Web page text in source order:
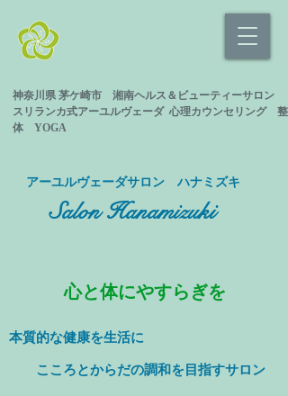
神奈川県 茅ケ崎市 湘南ヘルス＆ビューティーサロン
スリランカ式アーユルヴェーダ 心理カウンセリング 整
体 YOGA
​アーユルヴェーダサロン ハナミズキ
Salon Hanamizuki
心と体にやすらぎを
本質的な健康を生活に
​ こころとからだの調和を目指すサロン